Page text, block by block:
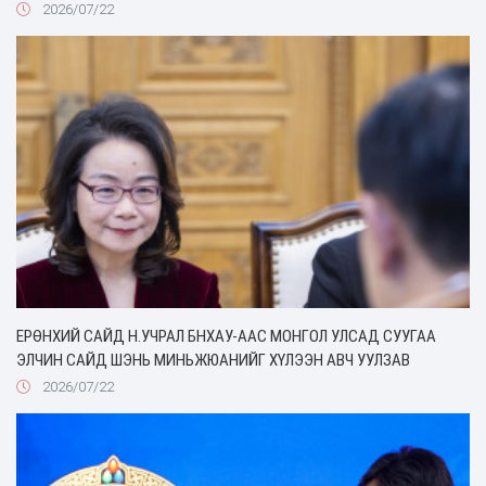
2026/07/22
ЕРӨНХИЙ САЙД Н.УЧРАЛ БНХАУ-ААС МОНГОЛ УЛСАД СУУГАА
ЭЛЧИН САЙД ШЭНЬ МИНЬЖЮАНИЙГ ХҮЛЭЭН АВЧ УУЛЗАВ
2026/07/22